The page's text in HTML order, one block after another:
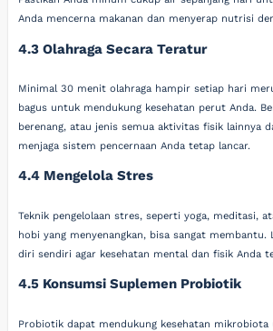
Anda mencerna makanan dan menyerap nutrisi
4.3 Olahraga Secara Teratur
Minimal 30 menit olahraga hampir setiap hari
bagus untuk mendukung kesehatan perut Anda.
berenang, atau jenis semua aktivitas fisik lainnya
menjaga sistem pencernaan Anda tetap lancar.
4.4 Mengelola Stres
Teknik pengelolaan stres, seperti yoga, meditasi,
hobi yang menyenangkan, bisa sangat
diri sendiri agar kesehatan mental dan fisik Anda
4.5 Konsumsi Suplemen Probiotik
Probiotik dapat mendukung kesehatan mikrobiota